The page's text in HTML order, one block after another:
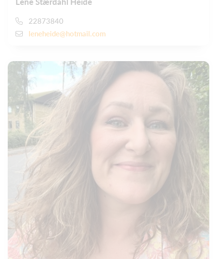
22873840
leneheide@hotmail.com